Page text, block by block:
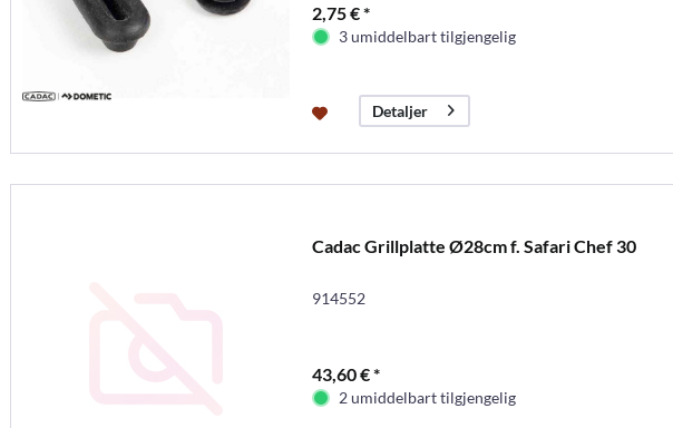
2,75 € *
3 umiddelbart tilgjengelig
Detaljer
Cadac Grillplatte Ø28cm f. Safari Chef 30
914552
43,60 € *
2 umiddelbart tilgjengelig